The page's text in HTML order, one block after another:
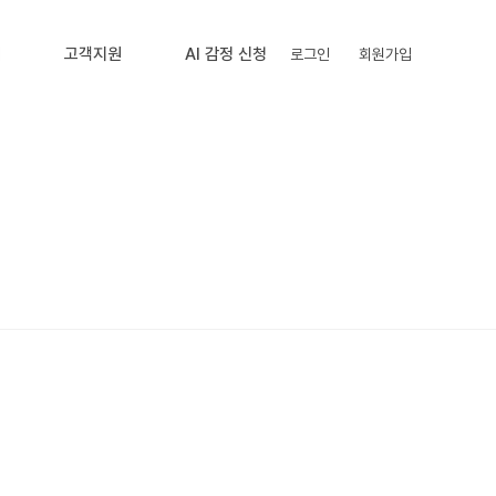
고객지원 AI 감정 신청 회원가입
로그인